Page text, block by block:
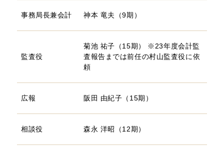
事務局長兼会計 神本 竜夫（9期）
監査役
菊池 祐子（15期）
※23年度会計監
査報告までは前任の村山監査役に依
頼
広報 阪田 由紀子（15期）
相談役 森永 洋昭（12期）